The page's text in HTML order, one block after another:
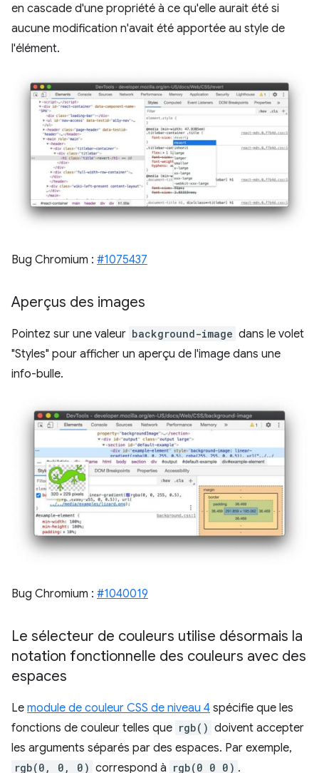
en cascade d'une propriété à ce qu'elle aurait été si
aucune modification n'avait été apportée au style de
l'élément.
Bug Chromium : #1075437
Aperçus des images
Pointez sur une valeur background-image dans le volet
"Styles" pour afficher un aperçu de l'image dans une
info-bulle.
Bug Chromium : #1040019
Le sélecteur de couleurs utilise désormais la
notation fonctionnelle des couleurs avec des
espaces
Le module de couleur CSS de niveau 4 spécifie que les
fonctions de couleur telles que rgb() doivent accepter
les arguments séparés par des espaces. Par exemple,
rgb(0, 0, 0) correspond à rgb(0 0 0) .